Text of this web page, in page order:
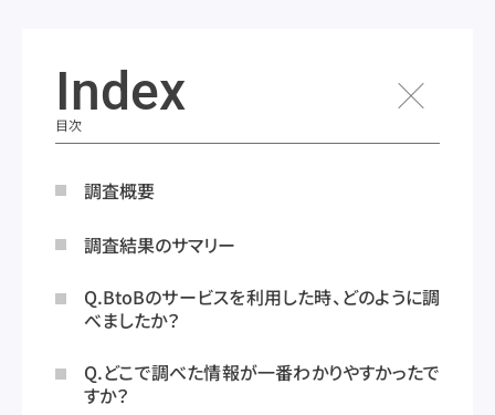
Index
目次
調査概要
調査結果のサマリー
Q.BtoBのサービスを利用した時、どのように調
べましたか？
Q.どこで調べた情報が一番わかりやすかったで
すか？